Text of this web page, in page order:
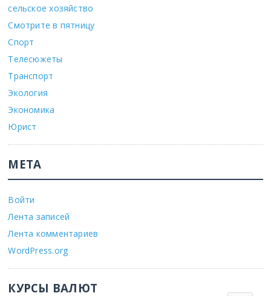
сельское хозяйство
Смотрите в пятницу
Спорт
Телесюжеты
Транспорт
Экология
Экономика
Юрист
МЕТА
Войти
Лента записей
Лента комментариев
WordPress.org
КУРСЫ ВАЛЮТ